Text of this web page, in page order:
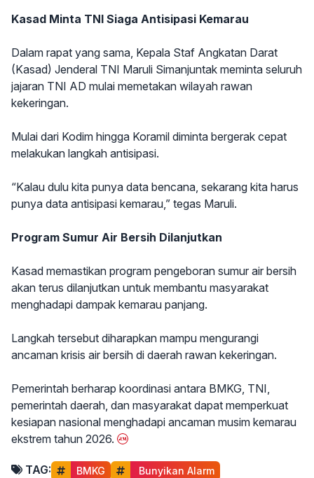
Kasad Minta TNI Siaga Antisipasi Kemarau
Dalam rapat yang sama, Kepala Staf Angkatan Darat
(Kasad) Jenderal TNI Maruli Simanjuntak meminta seluruh
jajaran TNI AD mulai memetakan wilayah rawan
kekeringan.
Mulai dari Kodim hingga Koramil diminta bergerak cepat
melakukan langkah antisipasi.
“Kalau dulu kita punya data bencana, sekarang kita harus
punya data antisipasi kemarau,” tegas Maruli.
Program Sumur Air Bersih Dilanjutkan
Kasad memastikan program pengeboran sumur air bersih
akan terus dilanjutkan untuk membantu masyarakat
menghadapi dampak kemarau panjang.
Langkah tersebut diharapkan mampu mengurangi
ancaman krisis air bersih di daerah rawan kekeringan.
Pemerintah berharap koordinasi antara BMKG, TNI,
pemerintah daerah, dan masyarakat dapat memperkuat
kesiapan nasional menghadapi ancaman musim kemarau
ekstrem tahun 2026.
TAG: BMKG Bunyikan Alarm